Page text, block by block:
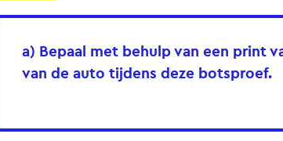
a) Bepaal met behulp van een print
van de auto tijdens deze botsproef.